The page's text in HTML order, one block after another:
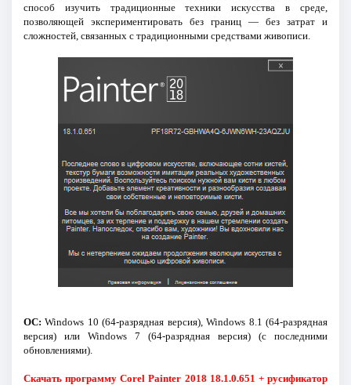
способ изучить традиционные техники искусства в среде,
позволяющей экспериментировать без границ — без затрат и
сложностей, связанных с традиционными средствами живописи.
ОС: Windows 10 (64-разрядная версия), Windows 8.1 (64-разрядная
версия) или Windows 7 (64-разрядная версия) (с последними
обновлениями).
Скачать программу Corel Painter 2018 18.1.0.651 + русификатор